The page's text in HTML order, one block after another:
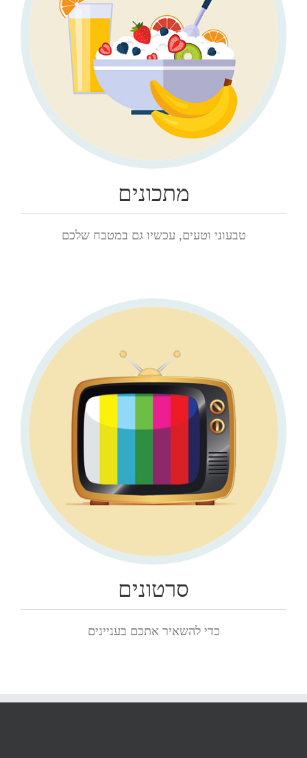
מתכונים
טבעוני וטעים, עכשיו גם במטבח שלכם
סרטונים
כדי להשאיר אתכם בעניינים